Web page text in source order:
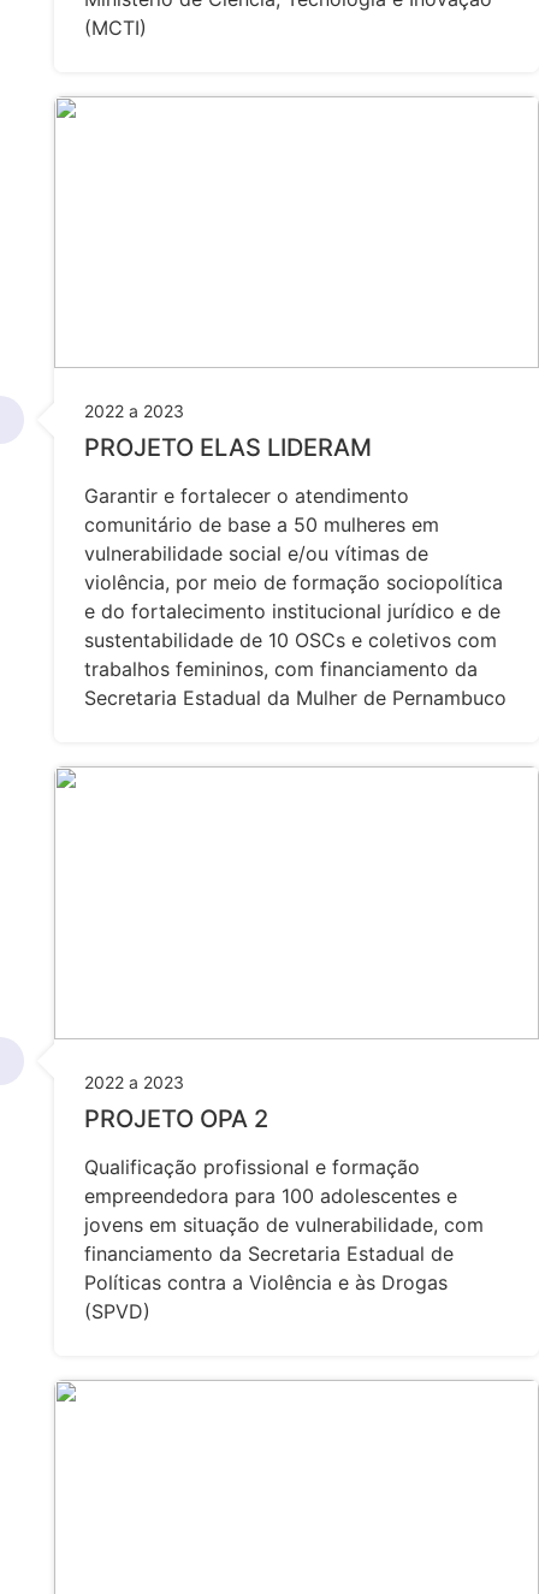
(MCTI)
2022 a 2023
PROJETO ELAS LIDERAM
Garantir e fortalecer o atendimento
comunitário de base a 50 mulheres em
vulnerabilidade social e/ou vítimas de
violência, por meio de formação sociopolítica
e do fortalecimento institucional jurídico e de
sustentabilidade de 10 OSCs e coletivos com
trabalhos femininos, com financiamento da
Secretaria Estadual da Mulher de Pernambuco
2022 a 2023
PROJETO OPA 2
Qualificação profissional e formação
empreendedora para 100 adolescentes e
jovens em situação de vulnerabilidade, com
financiamento da Secretaria Estadual de
Políticas contra a Violência e às Drogas
(SPVD)